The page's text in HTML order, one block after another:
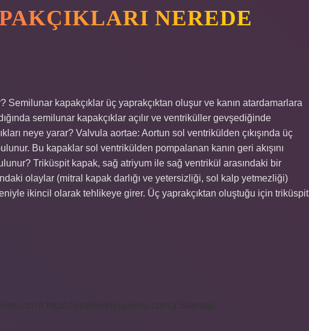
NEREDE
Semilunar kapakçıklar üç yaprakçıktan oluşur ve kanın atardamarlara
semilunar kapakçıklar açılır ve ventriküller gevşediğinde
neye yarar? Valvula aortae: Aortun sol ventrikülden çıkışında üç
Bu kapaklar sol ventrikülden pompalanan kanın geri akışını
Triküspit kapak, sağ atriyum ile sağ ventrikül arasındaki bir
olaylar (mitral kapak darlığı ve yetersizliği, sol kalp yetmezliği)
ikincil olarak tehlikeye girer. Üç yaprakçıktan oluştuğu için triküspit